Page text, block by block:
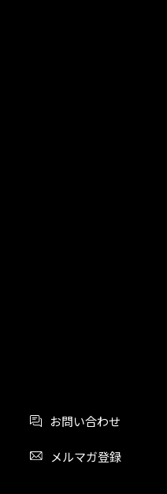
お問い合わせ
メルマガ登録